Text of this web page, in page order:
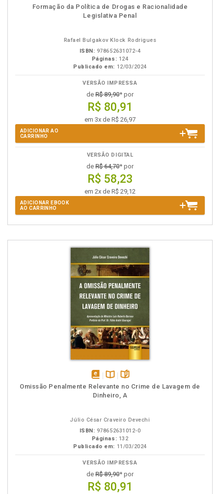
disponível
em
Disponível
na
páginas
Formação da Política de Drogas e Racionalidade
Legislativa Penal
Rafael Bulgakov Klock Rodrigues
ISBN: 978652631072-4
Páginas: 124
Publicado em: 12/03/2024
VERSÃO IMPRESSA
de R$ 89,90* por
R$ 80,91
em 3x de R$ 26,97
ADICIONAR AO
CARRINHO
VERSÃO DIGITAL
de R$ 64,70* por
R$ 58,23
em 2x de R$ 29,12
ADICIONAR EBOOK
AO CARRINHO
disponível
em
Disponível
na
páginas
Omissão Penalmente Relevante no Crime de Lavagem de
Dinheiro, A
Júlio César Craveiro Devechi
ISBN: 978652631012-0
Páginas: 132
Publicado em: 11/03/2024
VERSÃO IMPRESSA
de R$ 89,90* por
R$ 80,91